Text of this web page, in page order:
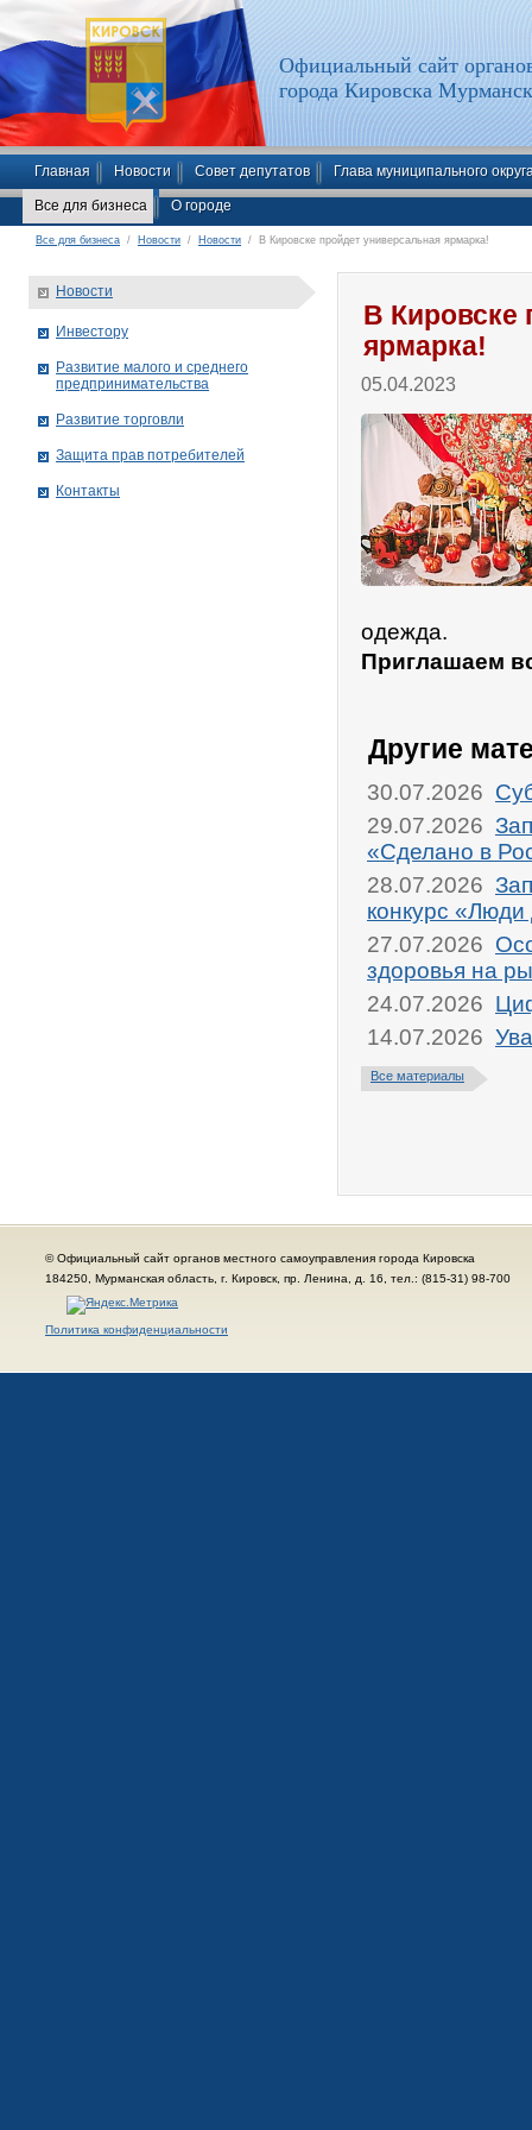
Официальный сайт
города Кировска
Главная Новости Совет депутатов Глава муниципального
Все для бизнеса О городе
Все для бизнеса / Новости / Новости / В Кировске пройдет универсальная ярмарка!
В Кировске
ярмарка!
05.04.2023
одежда.
Приглашаем
Другие
30.07.2026
29.07.2026
«Сделано в
28.07.2026
конкурс
27.07.2026
здоровья на
24.07.2026
14.07.2026
Все материалы
Новости
Инвестору
Развитие малого и среднего
предпринимательства
Развитие торговли
Защита прав потребителей
Контакты
© Официальный сайт органов местного самоуправления города Кировска
184250, Мурманская область, г. Кировск, пр. Ленина, д. 16, тел.: (815-31) 98-700
Политика конфиденциальности